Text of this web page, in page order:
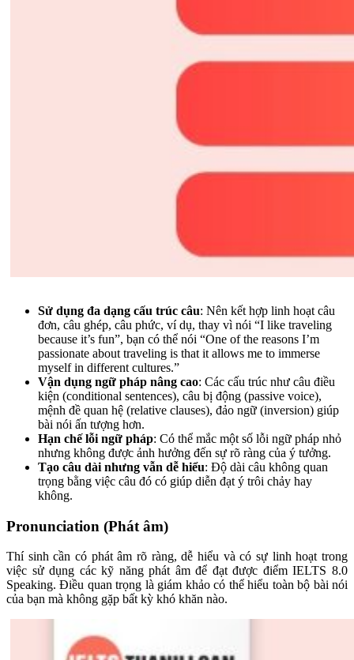
Sử dụng đa dạng cấu trúc câu: Nên kết hợp linh hoạt câu
đơn, câu ghép, câu phức, ví dụ, thay vì nói “I like traveling
because it’s fun”, bạn có thể nói “One of the reasons I’m
passionate about traveling is that it allows me to immerse
myself in different cultures.”
Vận dụng ngữ pháp nâng cao: Các cấu trúc như câu điều
kiện (conditional sentences), câu bị động (passive voice),
mệnh đề quan hệ (relative clauses), đảo ngữ (inversion) giúp
bài nói ấn tượng hơn.
Hạn chế lỗi ngữ pháp: Có thể mắc một số lỗi ngữ pháp nhỏ
nhưng không được ảnh hưởng đến sự rõ ràng của ý tưởng.
Tạo câu dài nhưng vẫn dễ hiểu: Độ dài câu không quan
trọng bằng việc câu đó có giúp diễn đạt ý trôi chảy hay
không.
Pronunciation (Phát âm)
Thí sinh cần có phát âm rõ ràng, dễ hiểu và có sự linh hoạt trong
việc sử dụng các kỹ năng phát âm để đạt được điểm IELTS 8.0
Speaking. Điều quan trọng là giám khảo có thể hiểu toàn bộ bài nói
của bạn mà không gặp bất kỳ khó khăn nào.